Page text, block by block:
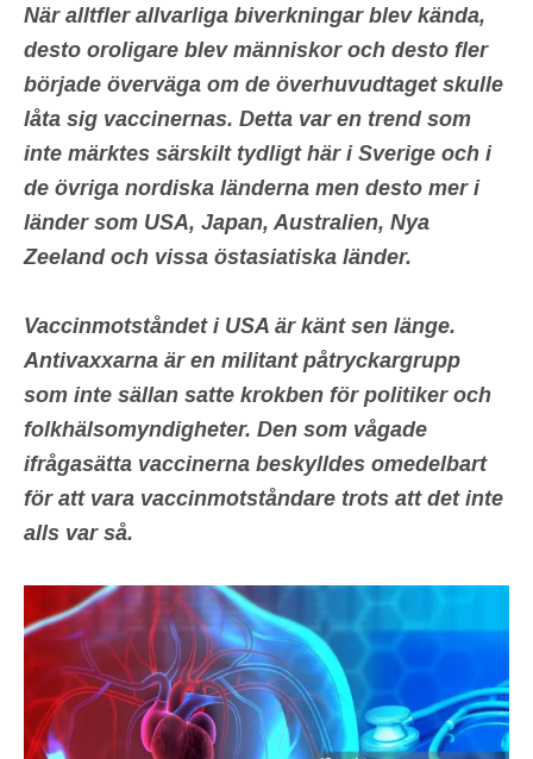
När alltfler allvarliga biverkningar blev kända,
desto oroligare blev människor och desto fler
började överväga om de överhuvudtaget skulle
låta sig vaccinernas. Detta var en trend som
inte märktes särskilt tydligt här i Sverige och i
de övriga nordiska länderna men desto mer i
länder som USA, Japan, Australien, Nya
Zeeland och vissa östasiatiska länder.
Vaccinmotståndet i USA är känt sen länge.
Antivaxxarna är en militant påtryckargrupp
som inte sällan satte krokben för politiker och
folkhälsomyndigheter. Den som vågade
ifrågasätta vaccinerna beskylldes omedelbart
för att vara vaccinmotståndare trots att det inte
alls var så.